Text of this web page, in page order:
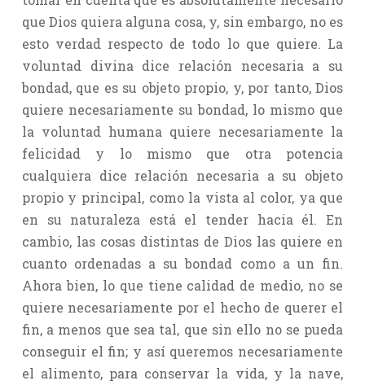
que Dios quiera alguna cosa, y, sin embargo, no es
esto verdad respecto de todo lo que quiere. La
voluntad divina dice relación necesaria a su
bondad, que es su objeto propio, y, por tanto, Dios
quiere necesariamente su bondad, lo mismo que
la voluntad humana quiere necesariamente la
felicidad y lo mismo que otra potencia
cualquiera dice relación necesaria a su objeto
propio y principal, como la vista al color, ya que
en su naturaleza está el tender hacia él. En
cambio, las cosas distintas de Dios las quiere en
cuanto ordenadas a su bondad como a un fin.
Ahora bien, lo que tiene calidad de medio, no se
quiere necesariamente por el hecho de querer el
fin, a menos que sea tal, que sin ello no se pueda
conseguir el fin; y así queremos necesariamente
el alimento, para conservar la vida, y la nave,